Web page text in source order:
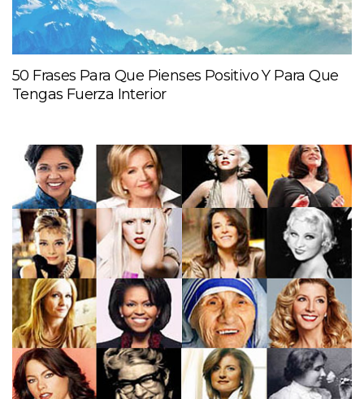
50 Frases Para Que Pienses Positivo Y Para Que
Tengas Fuerza Interior